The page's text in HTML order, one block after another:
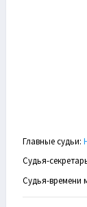
Главные судьи:
Судья-
Судья-времени